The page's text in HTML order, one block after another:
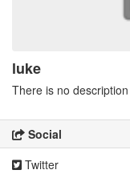
luke
There is no
Social
Twitter